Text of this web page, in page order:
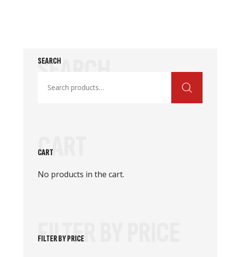
SEARCH
SEARCH
CART
CART
No products in the cart.
FILTER BY PRICE
FILTER BY PRICE